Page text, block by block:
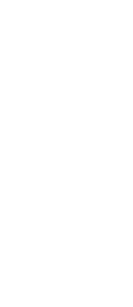
Navigation nach